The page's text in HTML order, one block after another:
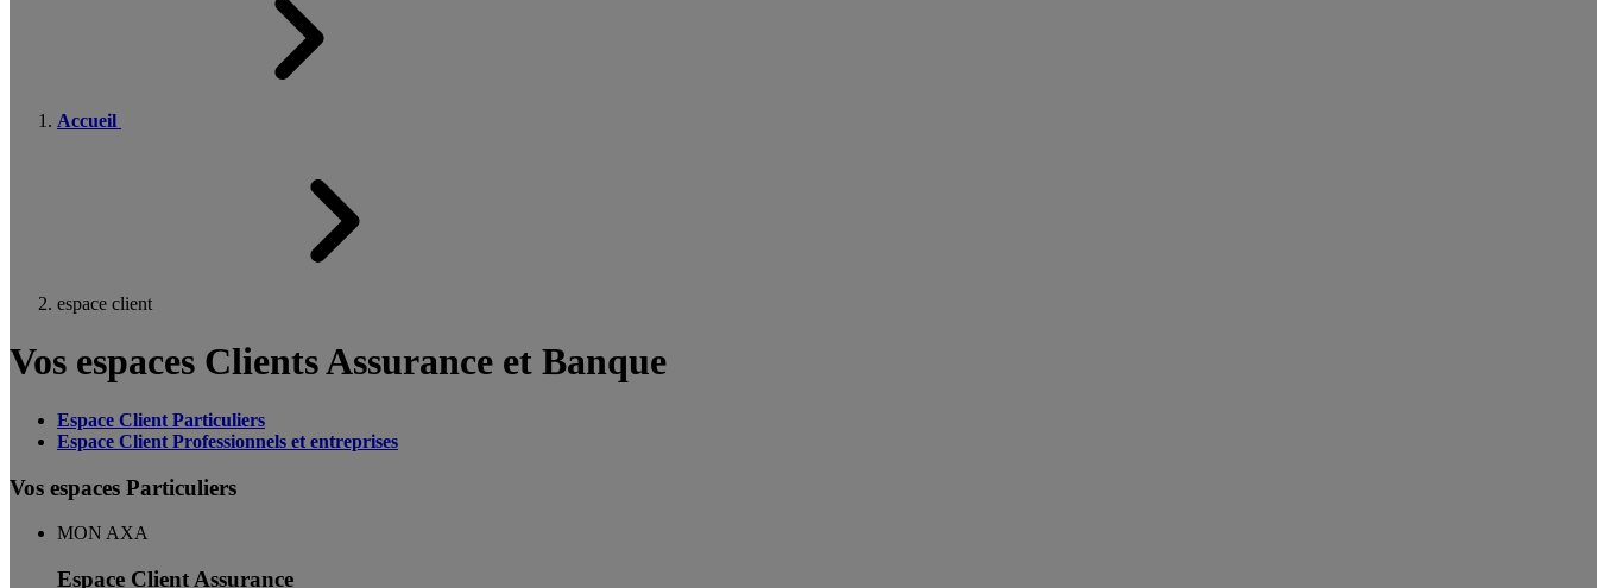
Accueil
espace client
Vos espaces Clients Assurance et Banque
Espace Client Particuliers
Espace Client Professionnels et entreprises
Vos espaces Particuliers
MON AXA
Espace Client Assurance